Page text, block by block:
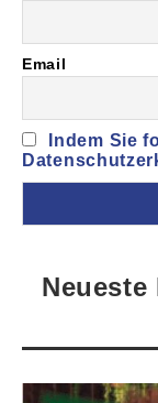
Email
Indem Sie